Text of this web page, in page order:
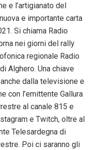
e l’artigianato del
e importante carta
Si chiama Radio
nei giorni del rally
regionale Radio
Alghero. Una chiave
dalla televisione e
con l’emittente Gallura
al canale 815 e
e Twitch, oltre al
Telesardegna di
Poi ci saranno gli